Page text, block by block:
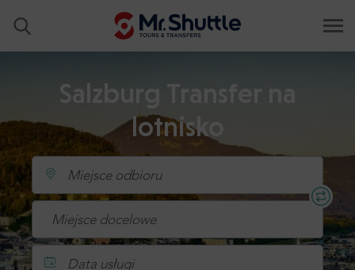
Salzburg Transfer na
lotnisko
Data usługi